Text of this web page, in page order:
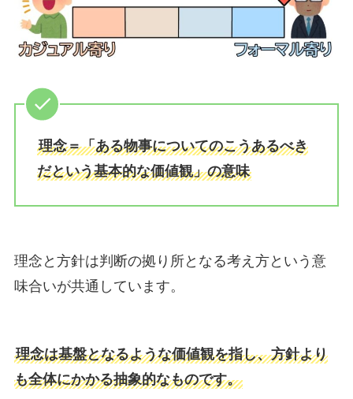
理念＝「ある物事についてのこうあるべき
だという基本的な価値観」の意味
理念と方針は判断の拠り所となる考え方という意
味合いが共通しています。
理念は基盤となるような価値観を指し、方針より
も全体にかかる抽象的なものです。